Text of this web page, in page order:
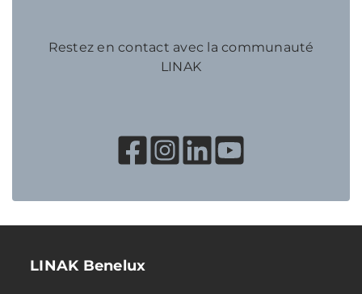
Restez en contact avec la communauté
LINAK
LINAK Benelux